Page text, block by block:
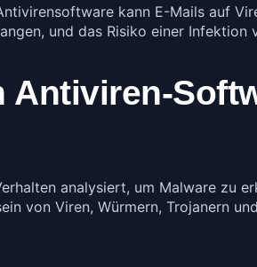
kann E-Mails auf
und das Risiko einer Infektion
Antiviren-
analysiert, um Malware zu
von Viren, Würmern, Trojanern